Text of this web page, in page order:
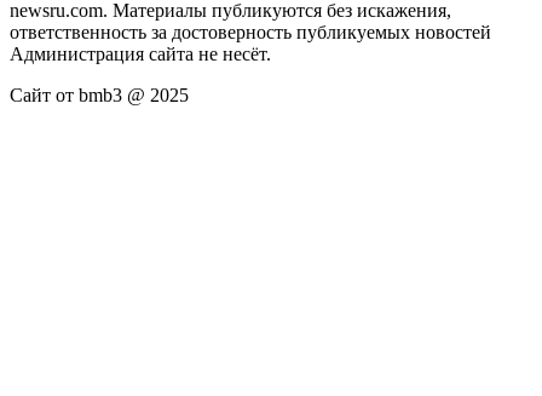
newsru.com. Материалы публикуются без искажения,
ответственность за достоверность публикуемых новостей
Администрация сайта не несёт.
Сайт от bmb3 @ 2025